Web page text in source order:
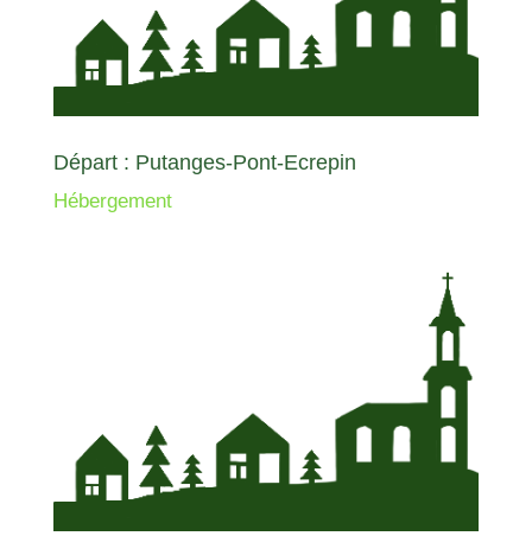
Départ : Putanges-Pont-Ecrepin
Hébergement